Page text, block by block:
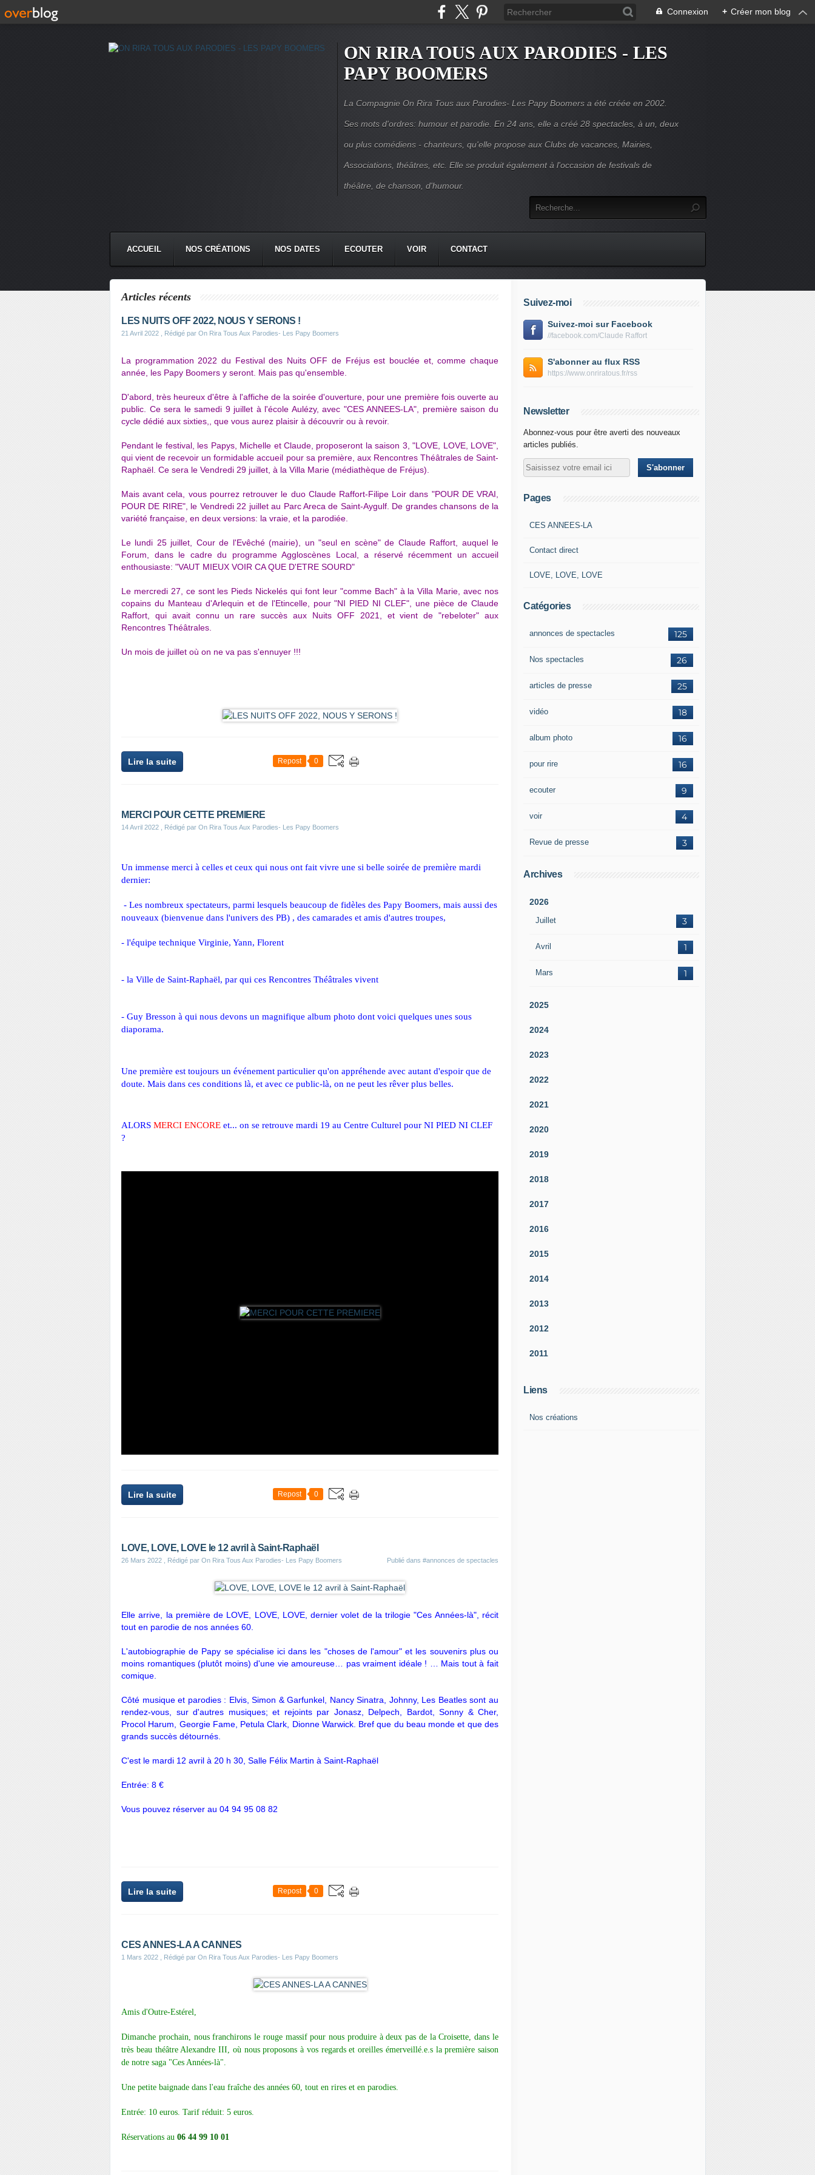
Connexion + Créer mon blog
ON RIRA TOUS AUX PARODIES - LES
PAPY BOOMERS
La Compagnie On Rira Tous aux Parodies- Les Papy Boomers a été créée en 2002.
Ses mots d'ordres: humour et parodie. En 24 ans, elle a créé 28 spectacles, à un, deux
ou plus comédiens - chanteurs, qu'elle propose aux Clubs de vacances, Mairies,
Associations, théâtres, etc. Elle se produit également à l'occasion de festivals de
théâtre, de chanson, d'humour.
ACCUEIL NOS CRÉATIONS NOS DATES ECOUTER VOIR CONTACT
Articles récents
LES NUITS OFF 2022, NOUS Y SERONS !
21 Avril 2022 , Rédigé par On Rira Tous Aux Parodies- Les Papy Boomers
La programmation 2022 du Festival des Nuits OFF de Fréjus est bouclée et, comme chaque
année, les Papy Boomers y seront. Mais pas qu'ensemble.
D'abord, très heureux d'être à l'affiche de la soirée d'ouverture, pour une première fois ouverte au
public. Ce sera le samedi 9 juillet à l'école Aulézy, avec "CES ANNEES-LA", première saison du
cycle dédié aux sixties,, que vous aurez plaisir à découvrir ou à revoir.
Pendant le festival, les Papys, Michelle et Claude, proposeront la saison 3, "LOVE, LOVE, LOVE",
qui vient de recevoir un formidable accueil pour sa première, aux Rencontres Théâtrales de Saint-
Raphaël. Ce sera le Vendredi 29 juillet, à la Villa Marie (médiathèque de Fréjus).
Mais avant cela, vous pourrez retrouver le duo Claude Raffort-Filipe Loir dans "POUR DE VRAI,
POUR DE RIRE", le Vendredi 22 juillet au Parc Areca de Saint-Aygulf. De grandes chansons de la
variété française, en deux versions: la vraie, et la parodiée.
Le lundi 25 juillet, Cour de l'Evêché (mairie), un "seul en scène" de Claude Raffort, auquel le
Forum, dans le cadre du programme Aggloscènes Local, a réservé récemment un accueil
enthousiaste: "VAUT MIEUX VOIR CA QUE D'ETRE SOURD"
Le mercredi 27, ce sont les Pieds Nickelés qui font leur "comme Bach" à la Villa Marie, avec nos
copains du Manteau d'Arlequin et de l'Etincelle, pour "NI PIED NI CLEF", une pièce de Claude
Raffort, qui avait connu un rare succès aux Nuits OFF 2021, et vient de "rebeloter" aux
Rencontres Théâtrales.
Un mois de juillet où on ne va pas s'ennuyer !!!
Lire la suite Repost 0
MERCI POUR CETTE PREMIERE
14 Avril 2022 , Rédigé par On Rira Tous Aux Parodies- Les Papy Boomers
Un immense merci à celles et ceux qui nous ont fait vivre une si belle soirée de première mardi
dernier:
- Les nombreux spectateurs, parmi lesquels beaucoup de fidèles des Papy Boomers, mais aussi des
nouveaux (bienvenue dans l'univers des PB) , des camarades et amis d'autres troupes,
- l'équipe technique Virginie, Yann, Florent
- la Ville de Saint-Raphaël, par qui ces Rencontres Théâtrales vivent
- Guy Bresson à qui nous devons un magnifique album photo dont voici quelques unes sous
diaporama.
Une première est toujours un événement particulier qu'on appréhende avec autant d'espoir que de
doute. Mais dans ces conditions là, et avec ce public-là, on ne peut les rêver plus belles.
ALORS MERCI ENCORE et... on se retrouve mardi 19 au Centre Culturel pour NI PIED NI CLEF
?
Lire la suite Repost 0
LOVE, LOVE, LOVE le 12 avril à Saint-Raphaël
26 Mars 2022 , Rédigé par On Rira Tous Aux Parodies- Les Papy Boomers Publié dans #annonces de spectacles
Elle arrive, la première de LOVE, LOVE, LOVE, dernier volet de la trilogie "Ces Années-là", récit
tout en parodie de nos années 60.
L'autobiographie de Papy se spécialise ici dans les "choses de l'amour" et les souvenirs plus ou
moins romantiques (plutôt moins) d'une vie amoureuse… pas vraiment idéale ! … Mais tout à fait
comique.
Côté musique et parodies : Elvis, Simon & Garfunkel, Nancy Sinatra, Johnny, Les Beatles sont au
rendez-vous, sur d'autres musiques; et rejoints par Jonasz, Delpech, Bardot, Sonny & Cher,
Procol Harum, Georgie Fame, Petula Clark, Dionne Warwick. Bref que du beau monde et que des
grands succès détournés.
C'est le mardi 12 avril à 20 h 30, Salle Félix Martin à Saint-Raphaël
Entrée: 8 €
Vous pouvez réserver au 04 94 95 08 82
Lire la suite Repost 0
CES ANNES-LA A CANNES
1 Mars 2022 , Rédigé par On Rira Tous Aux Parodies- Les Papy Boomers
Amis d'Outre-Estérel,
Dimanche prochain, nous franchirons le rouge massif pour nous produire à deux pas de la Croisette, dans le
très beau théâtre Alexandre III, où nous proposons à vos regards et oreilles émerveillé.e.s la première saison
de notre saga "Ces Années-là".
Une petite baignade dans l'eau fraîche des années 60, tout en rires et en parodies.
Entrée: 10 euros. Tarif réduit: 5 euros.
Réservations au 06 44 99 10 01
Suivez-moi
Suivez-moi sur Facebook
//facebook.com/Claude Raffort
S'abonner au flux RSS
https://www.onriratous.fr/rss
Newsletter
Abonnez-vous pour être averti des nouveaux
articles publiés.
Pages
CES ANNEES-LA
Contact direct
LOVE, LOVE, LOVE
Catégories
125
annonces de spectacles
26
Nos spectacles
25
articles de presse
18
vidéo
16
album photo
16
pour rire
9
ecouter
4
voir
3
Revue de presse
Archives
2026
Juillet 3
Avril 1
Mars 1
2025
2024
2023
2022
2021
2020
2019
2018
2017
2016
2015
2014
2013
2012
2011
Liens
Nos créations